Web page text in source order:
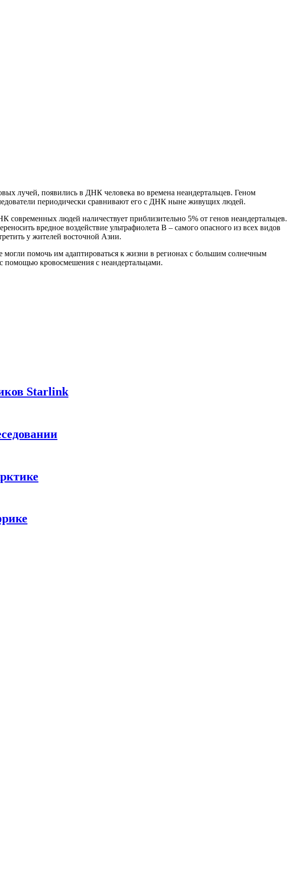
лучей, появились в ДНК человека во времена неандертальцев. Геном
периодически сравнивают его с ДНК ныне живущих людей.
людей наличествует приблизительно 5% от генов неандертальцев.
вредное воздействие ультрафиолета В – самого опасного из всех видов
у жителей восточной Азии.
помочь им адаптироваться к жизни в регионах с большим солнечным
помощью кровосмешения с неандертальцами.
Starlink